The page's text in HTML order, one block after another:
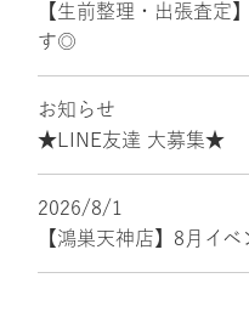
【生前整理・出張査定
す◎
お知らせ
★LINE友達 大募集★
2026/8/1
【鴻巣天神店】8月イ